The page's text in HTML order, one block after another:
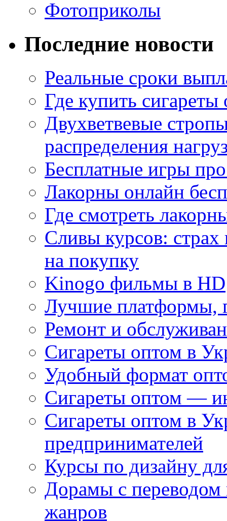
Фотоприколы
Последние новости
Реальные сроки
Где купить
Двухветвевые
распределения
Бесплатные игры
Лакорны онлайн
Где смотреть
Сливы курсов:
на покупку
Kinogo фильмы в HD
Лучшие платформы,
Ремонт и
Сигареты оптом в
Удобный формат
Сигареты оптом —
Сигареты оптом в
предпринимателей
Курсы по дизайну
Дорамы с переводом
жанров